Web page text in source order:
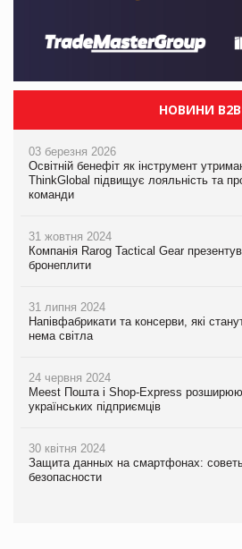
НОВИНИ B2B
03 березня 2026
Освітній бенефіт як інструмент
ThinkGlobal підвищує лояльність та
команди
31 жовтня 2024
Компанія Rarog Tactical Gear
бронеплити
31 липня 2024
Напівфабрикати та консерви, які
нема світла
24 червня 2024
Meest Пошта і Shop-Express
українських підприємців
30 квітня 2024
Защита данных на смартфонах:
безопасности